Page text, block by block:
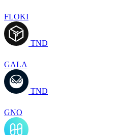
FLOKI
TND
GALA
TND
GNO